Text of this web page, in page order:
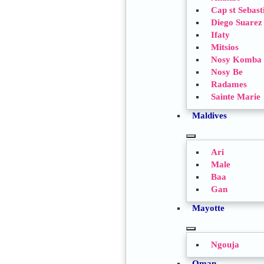
Cap st
Diego Suarez
Ifaty
Mitsios
Nosy Komba
Nosy Be
Radames
Sainte Marie
Maldives
TOGGLE
SUBMENU
Ari
Male
Baa
Gan
Mayotte
TOGGLE
SUBMENU
Ngouja